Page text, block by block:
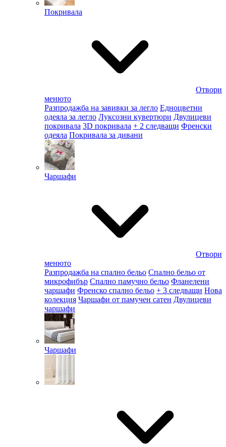
Покривала
Отвори
менюто
Разпродажба на завивки за легло Едноцветни
одеяла за легло Луксозни кувертюри Двулицеви
покривала 3D покривала + 2 следващи Френски
одеяла Покривала за дивани
Чаршафи
Отвори
менюто
Разпродажба на спално бельо Спално бельо от
микрофибър Спално памучно бельо Фланелени
чаршафи Френско спално бельо + 3 следващи Нова
колекция Чаршафи от памучен сатен Двулицеви
чаршафи
Чаршафи